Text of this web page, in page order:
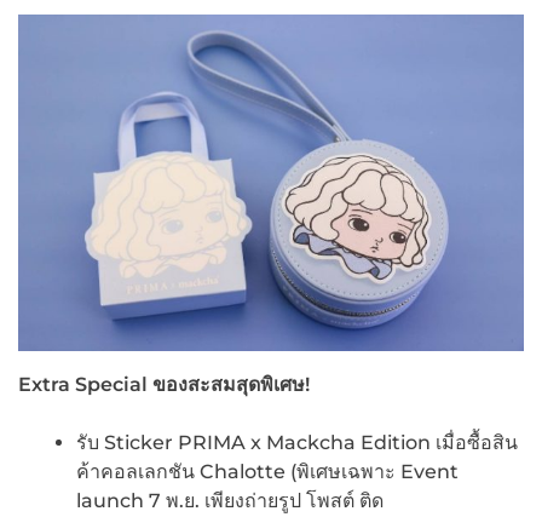
Extra Special ของสะสมสุดพิเศษ!
รับ Sticker PRIMA x Mackcha Edition เมื่อซื้อสิน
ค้าคอลเลกชัน Chalotte (พิเศษเฉพาะ Event
launch 7 พ.ย. เพียงถ่ายรูป โพสต์ ติด